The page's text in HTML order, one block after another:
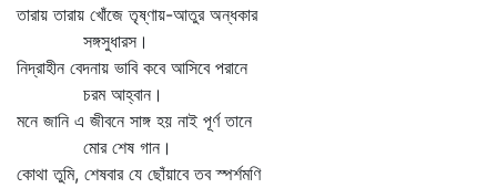
তারায় তারায় খোঁজে তৃষ্ণায়-আতুর অন্ধকার
সঙ্গসুধারস।
নিদ্রাহীন বেদনায় ভাবি কবে আসিবে পরানে
চরম আহ্বান।
মনে জানি এ জীবনে সাঙ্গ হয় নাই পূর্ণ তানে
মোর শেষ গান।
কোথা তুমি, শেষবার যে ছোঁয়াবে তব স্পর্শমণি